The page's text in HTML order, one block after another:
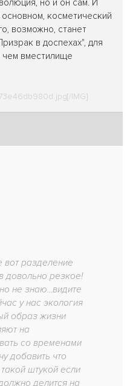
но и он сам. И
косметический
возможно, станет
в доспехах", для
чем вместилище
IMG]
вот разделение
довольно резкое!
не знаю...видите
у нас экология
образ жизни
на
со временами
добавить что
штукой если
делится на